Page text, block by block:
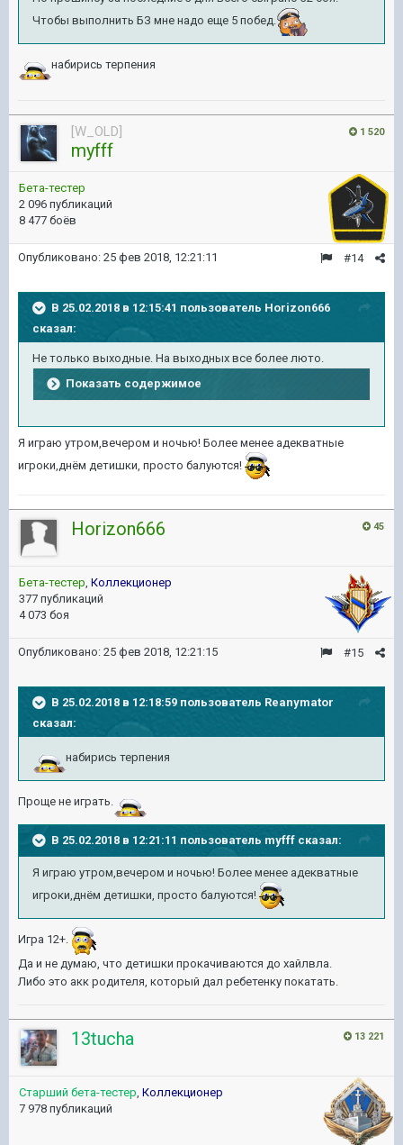
Чтобы выполнить БЗ мне надо еще 5 побед.
набирись терпения
1 520
[W_OLD]
myfff
Бета-тестер
2 096 публикаций
8 477 боёв
#14
Опубликовано: 25 фев 2018, 12:21:11
В 25.02.2018 в 12:15:41 пользователь Horizon666
сказал:
Не только выходные. На выходных все более люто.
Показать содержимое
Я играю утром,вечером и ночью! Более менее адекватные
игроки,днём детишки, просто балуются!
45
Horizon666
Бета-тестер, Коллекционер
377 публикаций
4 073 боя
#15
Опубликовано: 25 фев 2018, 12:21:15
В 25.02.2018 в 12:18:59 пользователь Reanymator
сказал:
набирись терпения
Проще не играть.
В 25.02.2018 в 12:21:11 пользователь myfff сказал:
Я играю утром,вечером и ночью! Более менее адекватные
игроки,днём детишки, просто балуются!
Игра 12+.
Да и не думаю, что детишки прокачиваются до хайлвла.
Либо это акк родителя, который дал ребетенку покатать.
13 221
13tucha
Старший бета-тестер, Коллекционер
7 978 публикаций